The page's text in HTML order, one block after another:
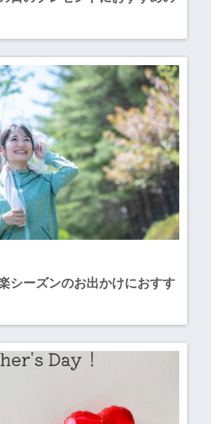
シーズンのお出かけにおすす